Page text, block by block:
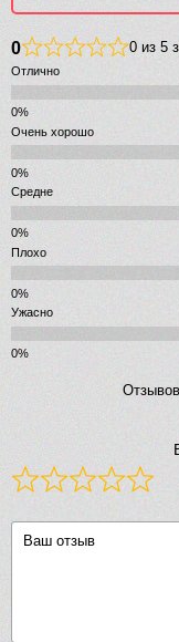
0 0 из 5
Отлично
Очень хорошо
Средне
Плохо
Ужасно